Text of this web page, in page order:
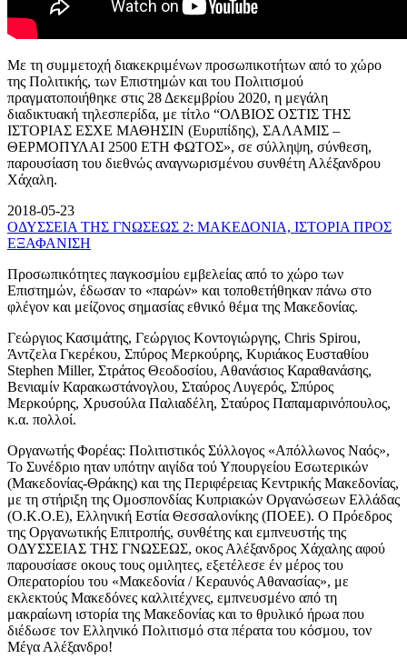
Με τη συμμετοχή διακεκριμένων προσωπικοτήτων από το χώρο
της Πολιτικής, των Επιστημών και του Πολιτισμού
πραγματοποιήθηκε στις 28 Δεκεμβρίου 2020, η μεγάλη
διαδικτυακή τηλεσπερίδα, με τίτλο “ΟΛΒΙΟΣ ΟΣΤΙΣ ΤΗΣ
ΙΣΤΟΡΙΑΣ ΕΣΧΕ ΜΑΘΗΣΙΝ (Ευριπίδης), ΣΑΛΑΜΙΣ –
ΘΕΡΜΟΠΥΛΑΙ 2500 ΕΤΗ ΦΩΤΟΣ», σε σύλληψη, σύνθεση,
παρουσίαση του διεθνώς αναγνωρισμένου συνθέτη Αλέξανδρου
Χάχαλη.
2018-05-23
ΟΔΥΣΣΕΙΑ ΤΗΣ ΓΝΩΣΕΩΣ 2: ΜΑΚΕΔΟΝΙΑ, ΙΣΤΟΡΙΑ ΠΡΟΣ
ΕΞΑΦΑΝΙΣΗ
Προσωπικότητες παγκοσμίου εμβελείας από το χώρο των
Επιστημών, έδωσαν το «παρών» και τοποθετήθηκαν πάνω στο
φλέγον και μείζονος σημασίας εθνικό θέμα της Μακεδονίας.
Γεώργιος Κασιμάτης, Γεώργιος Κοντογιώργης, Chris Spirou,
Άντζελα Γκερέκου, Σπύρος Μερκούρης, Κυριάκος Ευσταθίου
Stephen Miller, Στράτος Θεοδοσίου, Αθανάσιος Καραθανάσης,
Βενιαμίν Καρακωστάνογλου, Σταύρος Λυγερός, Σπύρος
Μερκούρης, Χρυσούλα Παλιαδέλη, Σταύρος Παπαμαρινόπουλος,
κ.α. πολλοί.
Οργανωτής Φορέας: Πολιτιστικός Σύλλογος «Απόλλωνος Ναός»,
Το Συνέδριο ηταν υπότην αιγίδα τού Υπουργείου Εσωτερικών
(Μακεδονίας-Θράκης) και της Περιφέρειας Κεντρικής Μακεδονίας,
με τη στήριξη της Ομοσπονδίας Κυπριακών Οργανώσεων Ελλάδας
(Ο.Κ.Ο.Ε), Ελληνική Εστία Θεσσαλονίκης (ΠΟΕΕ). Ο Πρόεδρος
της Οργανωτικής Επιτροπής, συνθέτης και εμπνευστής της
ΟΔΥΣΣΕΙΑΣ ΤΗΣ ΓΝΩΣΕΩΣ, οκος Αλέξανδρος Χάχαλης αφού
παρουσίασε οκους τους ομιλητες, εξετέλεσε έν μέρος του
Οπερατορίου του «Μακεδονία / Κεραυνός Αθανασίας», με
εκλεκτούς Μακεδόνες καλλιτέχνες, εμπνευσμένο από τη
μακραίωνη ιστορία της Μακεδονίας και το θρυλικό ήρωα που
διέδωσε τον Ελληνικό Πολιτισμό στα πέρατα του κόσμου, τον
Μέγα Αλέξανδρο!